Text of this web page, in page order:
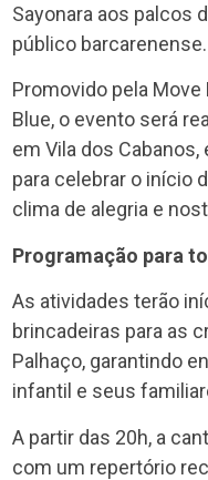
Sayonara aos palcos
público barcarenense.
Promovido pela Move
Blue, o evento será
em Vila dos
para celebrar o início
clima de alegria e
Programação para
As atividades terão
brincadeiras para as
Palhaço, garantindo
infantil e seus
A partir das 20h, a
com um repertório